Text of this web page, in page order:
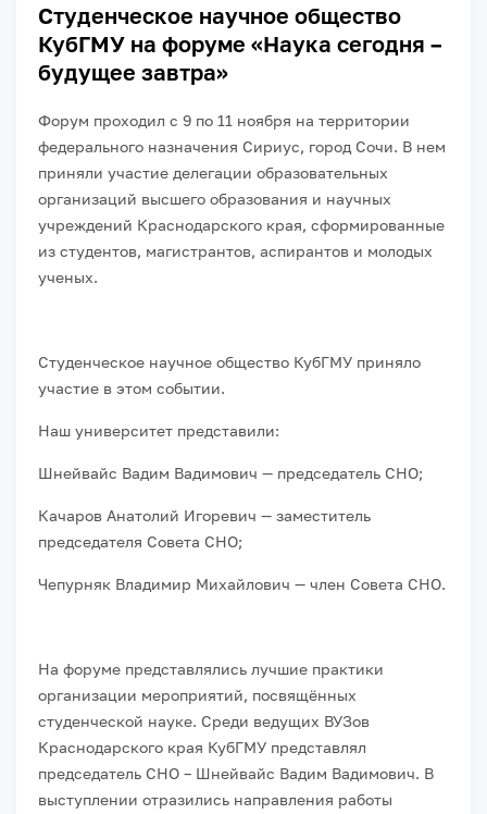
Студенческое научное общество
КубГМУ на форуме «Наука сегодня –
будущее завтра»
Форум проходил с 9 по 11 ноября на территории
федерального назначения Сириус, город Сочи. В нем
приняли участие делегации образовательных
организаций высшего образования и научных
учреждений Краснодарского края, сформированные
из студентов, магистрантов, аспирантов и молодых
ученых.
Студенческое научное общество КубГМУ приняло
участие в этом событии.
Наш университет представили:
Шнейвайс Вадим Вадимович — председатель СНО;
Качаров Анатолий Игоревич — заместитель
председателя Совета СНО;
Чепурняк Владимир Михайлович — член Совета СНО.
На форуме представлялись лучшие практики
организации мероприятий, посвящённых
студенческой науке. Среди ведущих ВУЗов
Краснодарского края КубГМУ представлял
председатель СНО – Шнейвайс Вадим Вадимович. В
выступлении отразились направления работы